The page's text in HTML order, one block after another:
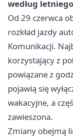
według
Od 29 czerwca
rozkład jazdy
Komunikacji.
korzystający z
powiązane z
pojawią się
wakacyjne, a
zawieszona.
Zmiany obejmą